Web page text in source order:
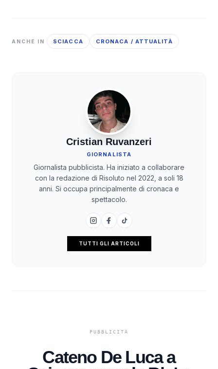
ANCHE IN SCIACCA CRONACA / ATTUALITÀ
Cristian Ruvanzeri
GIORNALISTA
Giornalista pubblicista. Ha iniziato a collaborare
con la redazione di Risoluto nel 2022, a soli 18
anni. Si occupa principalmente di cronaca e
spettacolo.
TUTTI GLI ARTICOLI
Cateno De Luca a